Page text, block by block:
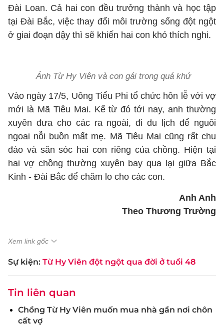
Sự kiện: Từ Hy Viên đột ngột qua đời ở tuổi 48
Đài Loan. Cả hai con đều trưởng thành và học tập
tại Đài Bắc, việc thay đổi môi trường sống đột ngột
ở giai đoạn dậy thì sẽ khiến hai con khó thích nghi.
Ảnh Từ Hy Viên và con gái trong quá khứ
Vào ngày 17/5, Uông Tiểu Phi tổ chức hôn lễ với vợ
mới là Mã Tiêu Mai. Kể từ đó tới nay, anh thường
xuyên đưa cho các ra ngoài, đi du lịch để nguôi
ngoai nỗi buồn mất mẹ. Mã Tiêu Mai cũng rất chu
đáo và săn sóc hai con riêng của chồng. Hiện tại
hai vợ chồng thường xuyên bay qua lại giữa Bắc
Kinh - Đài Bắc để chăm lo cho các con.
Anh Anh
Theo Thương Trường
Xem link gốc
Tin liên quan
Chồng Từ Hy Viên muốn mua nhà gần nơi chôn
cất vợ